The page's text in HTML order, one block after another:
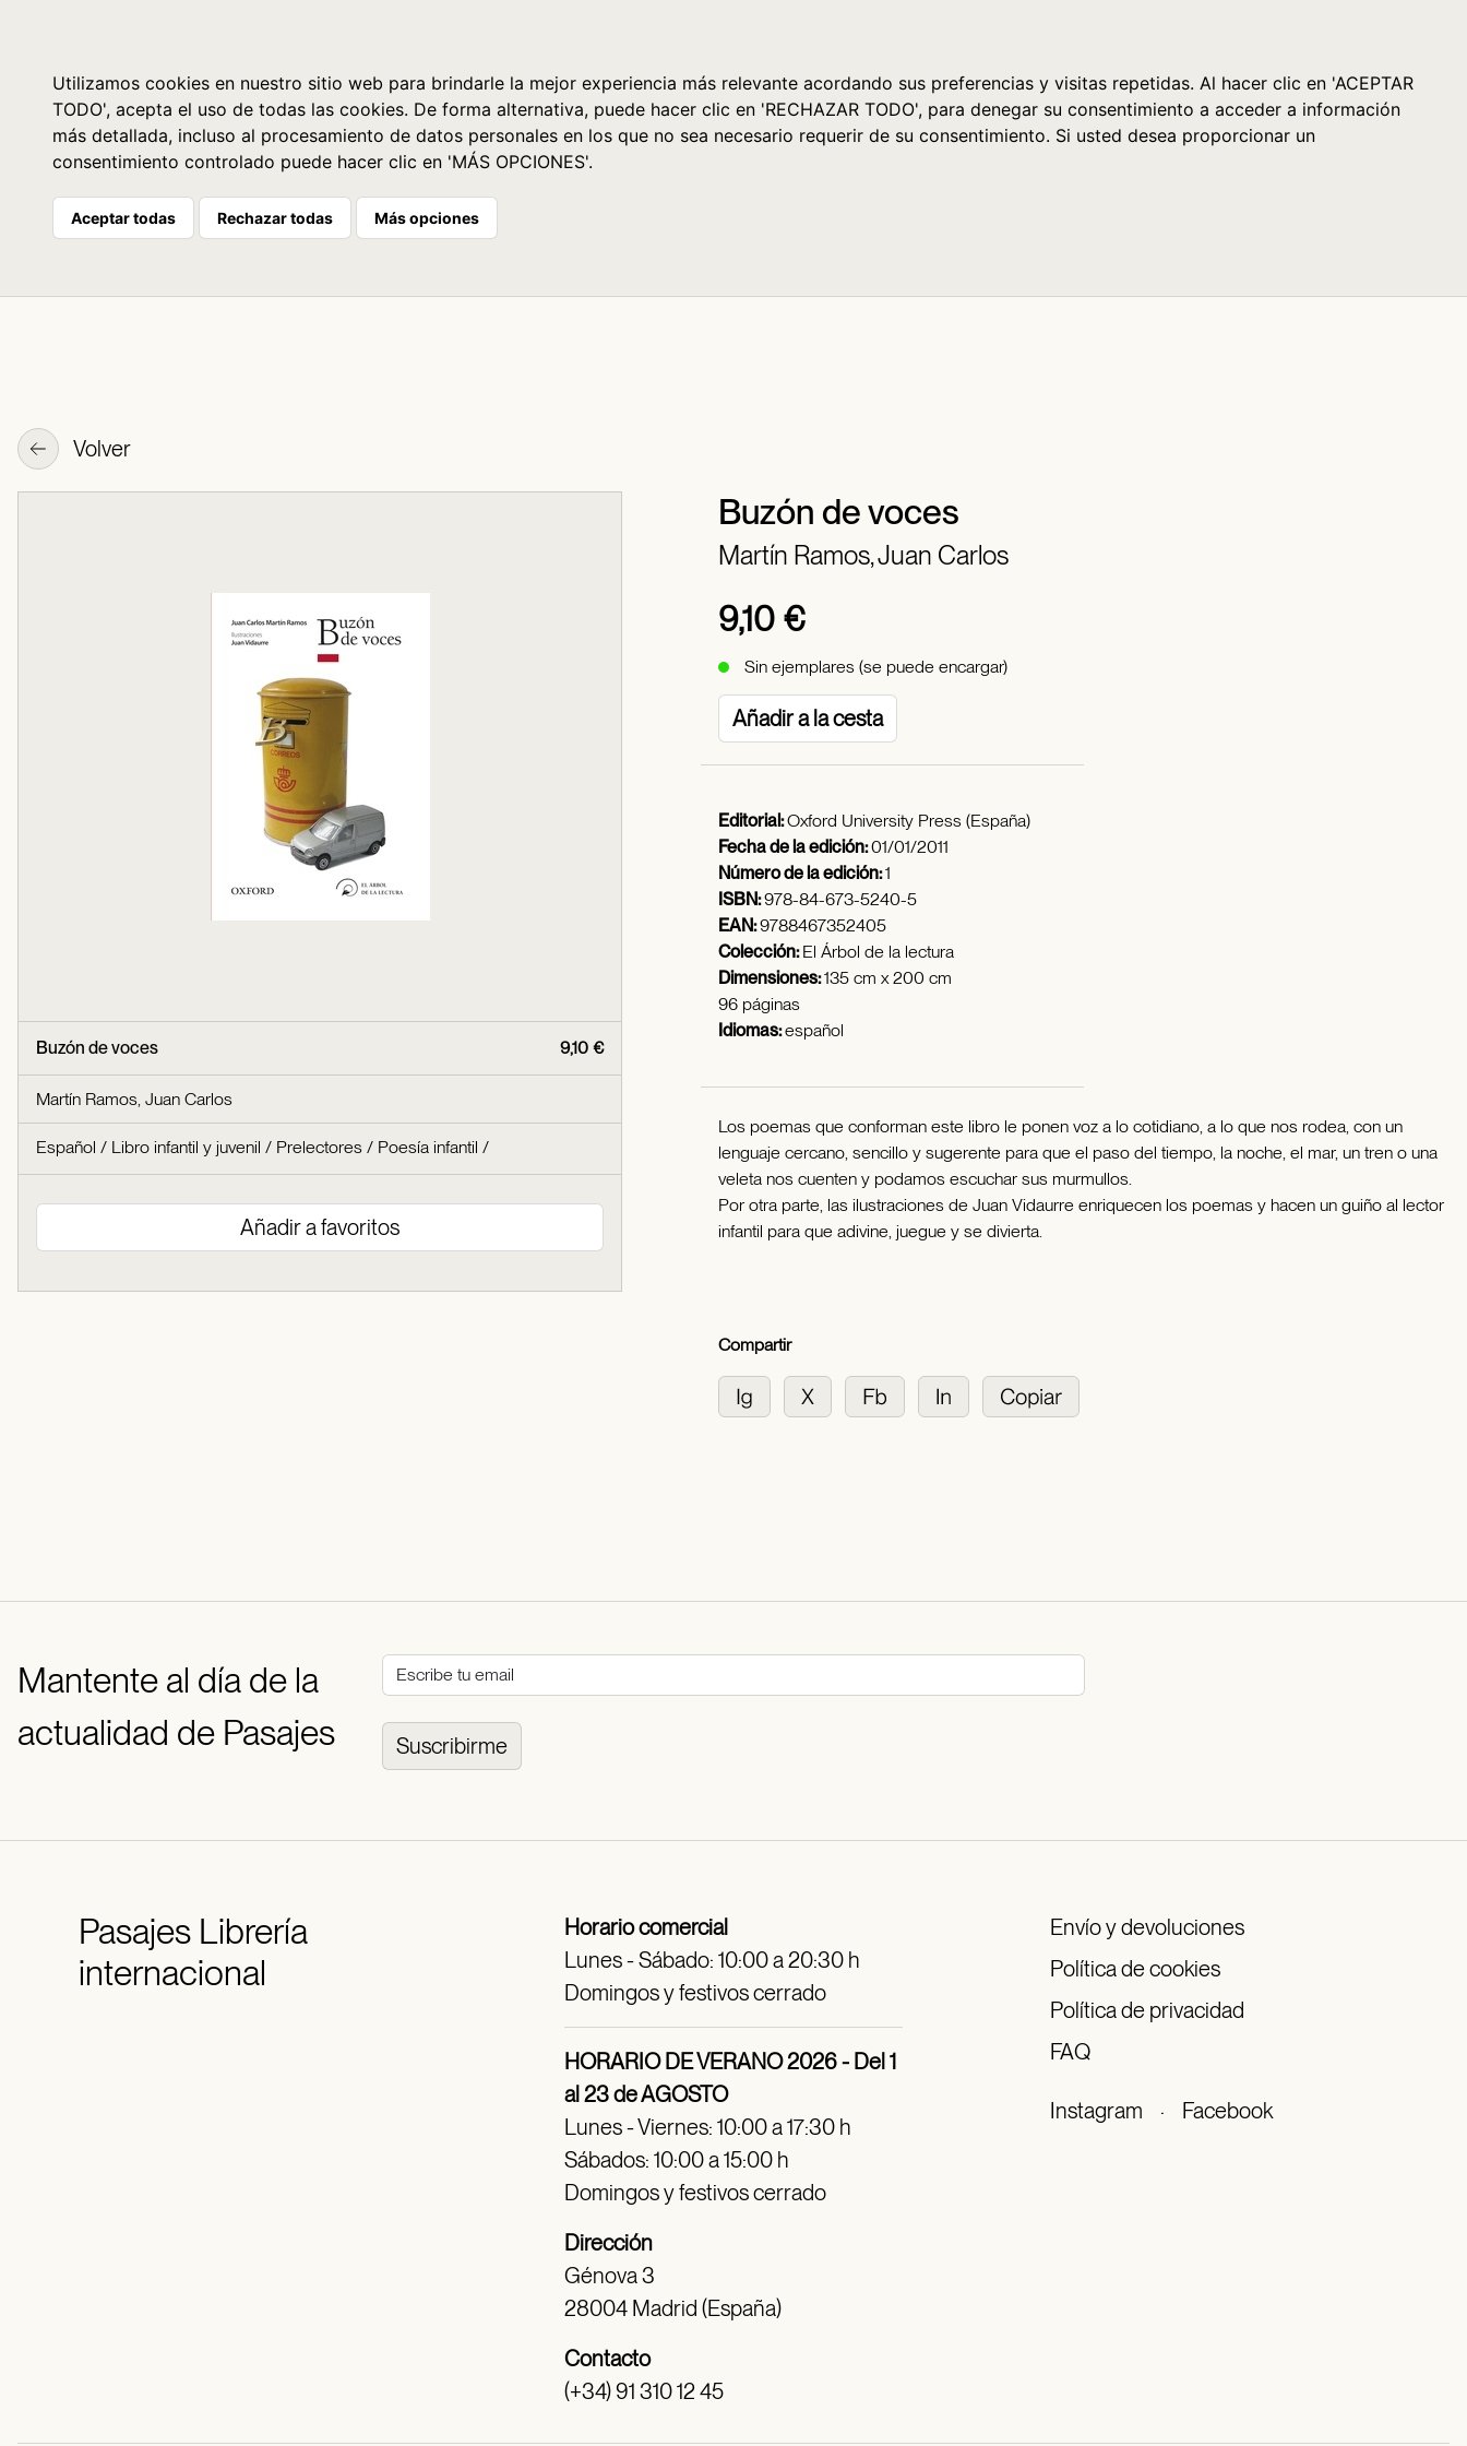
Utilizamos cookies en nuestro sitio web para brindarle la mejor experiencia más relevante acordando sus preferencias y visitas repetidas. Al hacer clic en 'ACEPTAR
TODO', acepta el uso de todas las cookies. De forma alternativa, puede hacer clic en 'RECHAZAR TODO', para denegar su consentimiento a acceder a información
más detallada, incluso al procesamiento de datos personales en los que no sea necesario requerir de su consentimiento. Si usted desea proporcionar un
consentimiento controlado puede hacer clic en 'MÁS OPCIONES'.
Aceptar todas Rechazar todas Más opciones
Volver
Buzón de voces
Martín Ramos, Juan Carlos
9,10 €
Sin ejemplares (se puede encargar)
Añadir a la cesta
9,10 €
Buzón de voces
Martín Ramos, Juan Carlos
Español / Libro infantil y juvenil / Prelectores / Poesía infantil /
Añadir a favoritos
Editorial:Oxford University Press (España)
Fecha de la edición:01/01/2011
Número de la edición:1
ISBN:978-84-673-5240-5
EAN:9788467352405
Colección:El Árbol de la lectura
Dimensiones:135 cm x 200 cm
96 páginas
Idiomas:español
Los poemas que conforman este libro le ponen voz a lo cotidiano, a lo que nos rodea, con un
lenguaje cercano, sencillo y sugerente para que el paso del tiempo, la noche, el mar, un tren o una
veleta nos cuenten y podamos escuchar sus murmullos.
Por otra parte, las ilustraciones de Juan Vidaurre enriquecen los poemas y hacen un guiño al lector
infantil para que adivine, juegue y se divierta.
Compartir
Mantente al día de la
actualidad de Pasajes
Suscribirme
PasajesLibrería
internacional
Horario comercial
Lunes - Sábado: 10:00 a 20:30 h
Domingos y festivos cerrado
HORARIO DE VERANO 2026 - Del 1
al 23 de AGOSTO
Lunes - Viernes: 10:00 a 17:30 h
Sábados: 10:00 a 15:00 h
Domingos y festivos cerrado
Dirección
Génova 3
28004 Madrid (España)
Contacto
(+34) 91 310 12 45
Envío y devoluciones
Política de cookies
Política de privacidad
FAQ
Instagram · Facebook